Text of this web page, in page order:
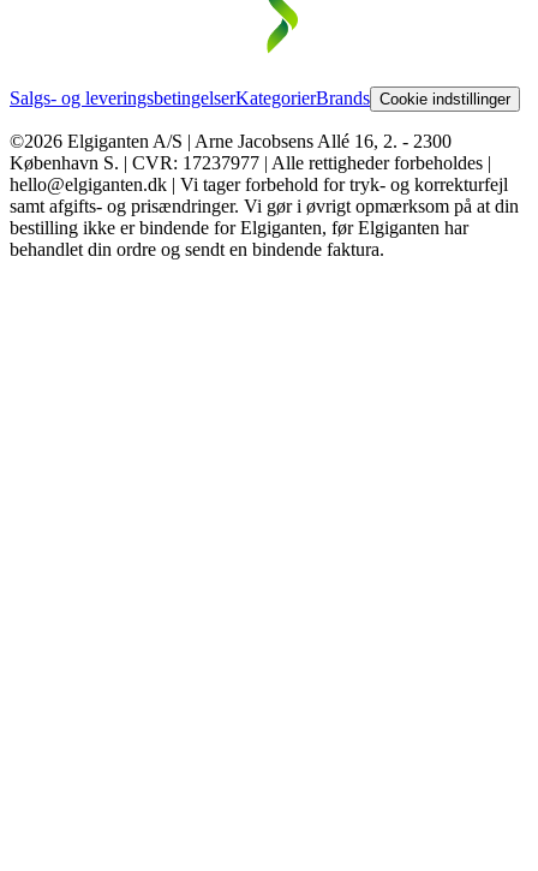
Salgs- og leveringsbetingelserKategorierBrands Cookie indstillinger
©2026 Elgiganten A/S | Arne Jacobsens Allé 16, 2. - 2300
København S. | CVR: 17237977 | Alle rettigheder forbeholdes |
hello@elgiganten.dk | Vi tager forbehold for tryk- og korrekturfejl
samt afgifts- og prisændringer. Vi gør i øvrigt opmærksom på at din
bestilling ikke er bindende for Elgiganten, før Elgiganten har
behandlet din ordre og sendt en bindende faktura.